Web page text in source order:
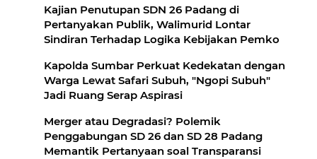
Kajian Penutupan SDN 26 Padang di
Pertanyakan Publik, Walimurid Lontar
Sindiran Terhadap Logika Kebijakan Pemko
Kapolda Sumbar Perkuat Kedekatan dengan
Warga Lewat Safari Subuh, "Ngopi Subuh"
Jadi Ruang Serap Aspirasi
Merger atau Degradasi? Polemik
Penggabungan SD 26 dan SD 28 Padang
Memantik Pertanyaan soal Transparansi